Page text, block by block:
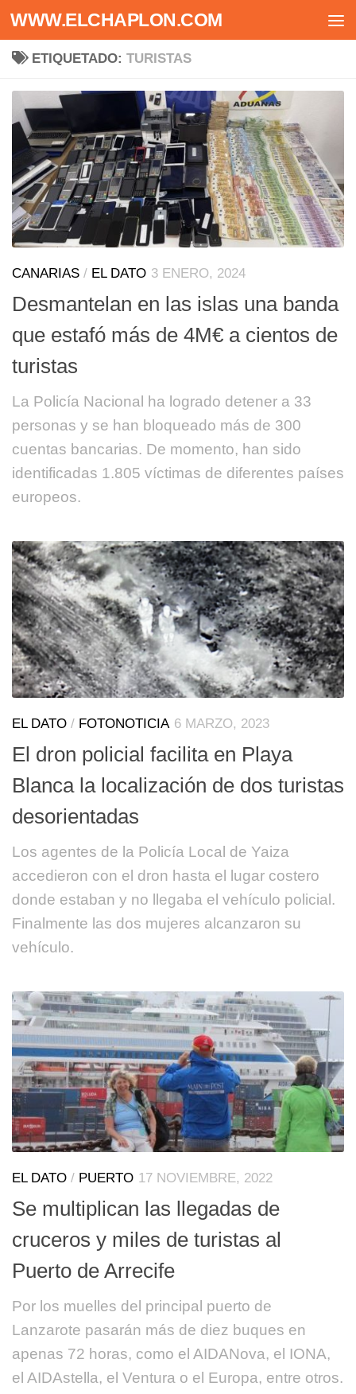
Saltar al contenido
WWW.ELCHAPLON.COM
ETIQUETADO: TURISTAS
CANARIAS / EL DATO 3 ENERO, 2024
Desmantelan en las islas una banda
que estafó más de 4M€ a cientos de
turistas
La Policía Nacional ha logrado detener a 33
personas y se han bloqueado más de 300
cuentas bancarias. De momento, han sido
identificadas 1.805 víctimas de diferentes países
europeos.
EL DATO / FOTONOTICIA 6 MARZO, 2023
El dron policial facilita en Playa
Blanca la localización de dos turistas
desorientadas
Los agentes de la Policía Local de Yaiza
accedieron con el dron hasta el lugar costero
donde estaban y no llegaba el vehículo policial.
Finalmente las dos mujeres alcanzaron su
vehículo.
EL DATO / PUERTO 17 NOVIEMBRE, 2022
Se multiplican las llegadas de
cruceros y miles de turistas al
Puerto de Arrecife
Por los muelles del principal puerto de
Lanzarote pasarán más de diez buques en
apenas 72 horas, como el AIDANova, el IONA,
el AIDAstella, el Ventura o el Europa, entre otros.